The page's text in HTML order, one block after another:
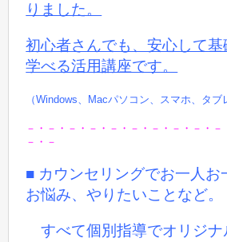
りました。
初心者さんでも、安心して基
学べる活用講座です。
（Windows、Macパソコン、スマホ、タブ
－・－・－・－・－・－・－・－・－・－
－・－
■ カウンセリングでお一人お
お悩み、やりたいことなど。
すべて個別指導でオリジナ